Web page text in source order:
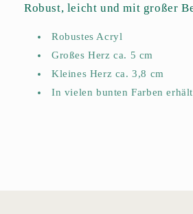
Robust, leicht und mit großer
Robustes Acryl
Großes Herz ca. 5 cm
Kleines Herz ca. 3,8 cm
In vielen bunten Farben